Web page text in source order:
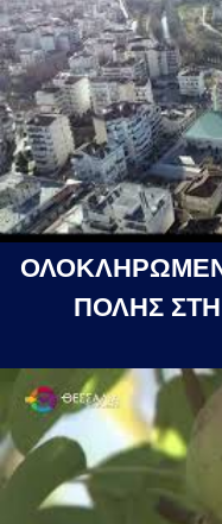
ΠΟΛΗΣ ΣΤΗ